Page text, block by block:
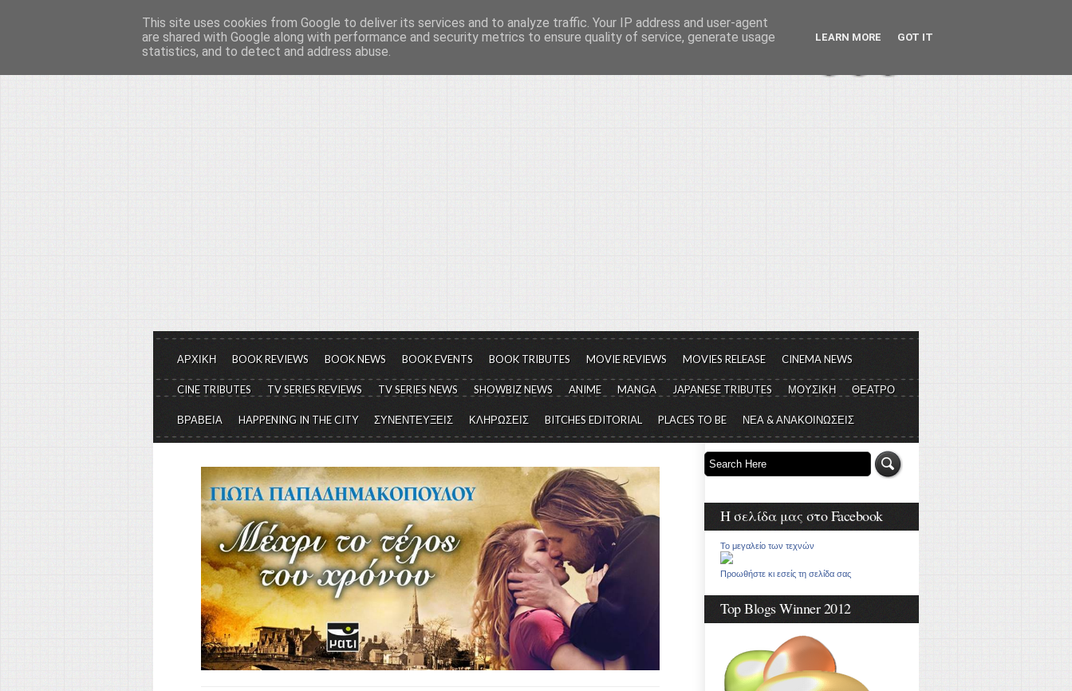
Το μεγαλείο των Τεχνών...
Είμαστε πάντα εδώ για να μιλάμε για τον πολιτισμό, σε κάθε του μορφή και έκταση...
ΑΡΧΙΚΗ BOOK REVIEWS BOOK NEWS BOOK EVENTS BOOK TRIBUTES MOVIE REVIEWS MOVIES RELEASE CINEMA NEWS
CINE TRIBUTES TV SERIES REVIEWS TV SERIES NEWS SHOWBIZ NEWS ANIME MANGA JAPANESE TRIBUTES ΜΟΥΣΙΚΗ ΘΕΑΤΡΟ
ΒΡΑΒΕΙΑ HAPPENING IN THE CITY ΣΥΝΕΝΤΕΥΞΕΙΣ ΚΛΗΡΩΣΕΙΣ BITCHES EDITORIAL PLACES TO BE ΝΕΑ & ΑΝΑΚΟΙΝΩΣΕΙΣ
Η σελίδα μας στο Facebook
Το μεγαλείο των τεχνών
Προωθήστε κι εσείς τη σελίδα σας
Top Blogs Winner 2012
This site uses cookies from Google to deliver its services and to analyze traffic. Your IP address and user-agent
are shared with Google along with performance and security metrics to ensure quality of service, generate usage
statistics, and to detect and address abuse.
LEARN MORE GOT IT